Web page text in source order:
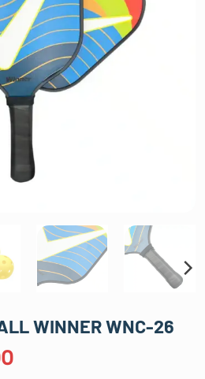
WINNER WNC-26
El